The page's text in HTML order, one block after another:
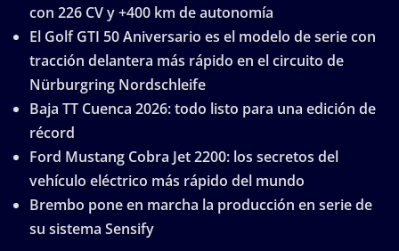
con 226 CV y +400 km de autonomía
El Golf GTI 50 Aniversario es el modelo de serie con
tracción delantera más rápido en el circuito de
Nürburgring Nordschleife
Baja TT Cuenca 2026: todo listo para una edición de
récord
Ford Mustang Cobra Jet 2200: los secretos del
vehículo eléctrico más rápido del mundo
Brembo pone en marcha la producción en serie de
su sistema Sensify